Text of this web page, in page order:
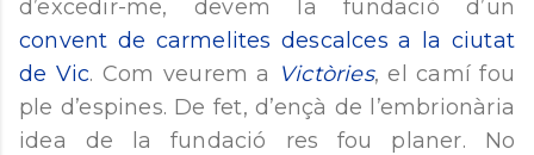
d’excedir-me, devem la fundació d’un
convent de carmelites descalces a la ciutat
de Vic. Com veurem a Victòries, el camí fou
ple d’espines. De fet, d’ençà de l’embrionària
idea de la fundació res fou planer. No